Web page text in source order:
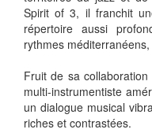
Spirit of 3, il franchit
répertoire aussi
rythmes
Fruit de sa
multi-instrumentiste
un dialogue musical
riches et contrastées.